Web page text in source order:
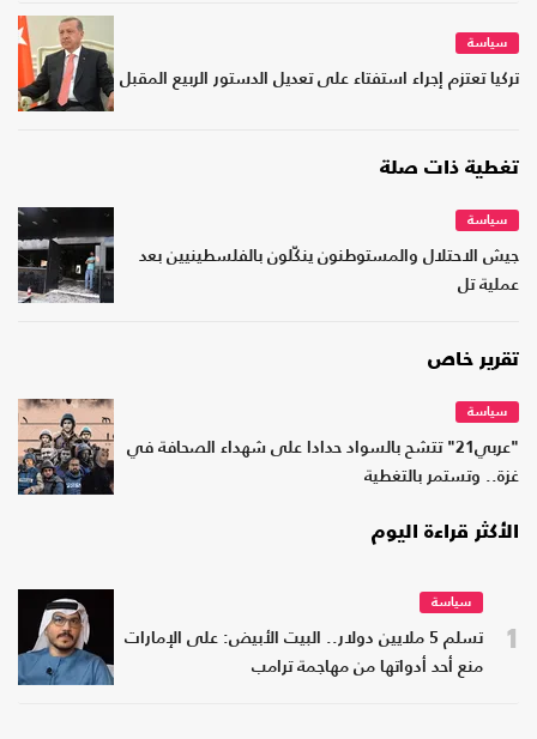
سياسة
تركيا تعتزم إجراء استفتاء على تعديل الدستور الربيع المقبل
تغطية ذات صلة
سياسة
جيش الاحتلال والمستوطنون ينكّلون بالفلسطينيين بعد
عملية تل
تقرير خاص
سياسة
"عربي21" تتشح بالسواد حدادا على شهداء الصحافة في
غزة.. وتستمر بالتغطية
الأكثر قراءة اليوم
1
سياسة
تسلم 5 ملايين دولار.. البيت الأبيض: على الإمارات
منع أحد أدواتها من مهاجمة ترامب